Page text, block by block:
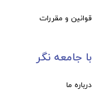
قوانین و مقررات
با جامعه نگر
درباره ما